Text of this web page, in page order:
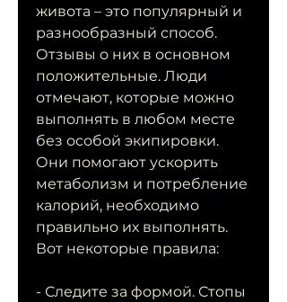
живота – это популярный и
разнообразный способ.
Отзывы о них в основном
положительные. Люди
отмечают, которые можно
выполнять в любом месте
без особой экипировки.
Они помогают ускорить
метаболизм и потребление
калорий, необходимо
правильно их выполнять.
Вот некоторые правила:
- Следите за формой. Стопы